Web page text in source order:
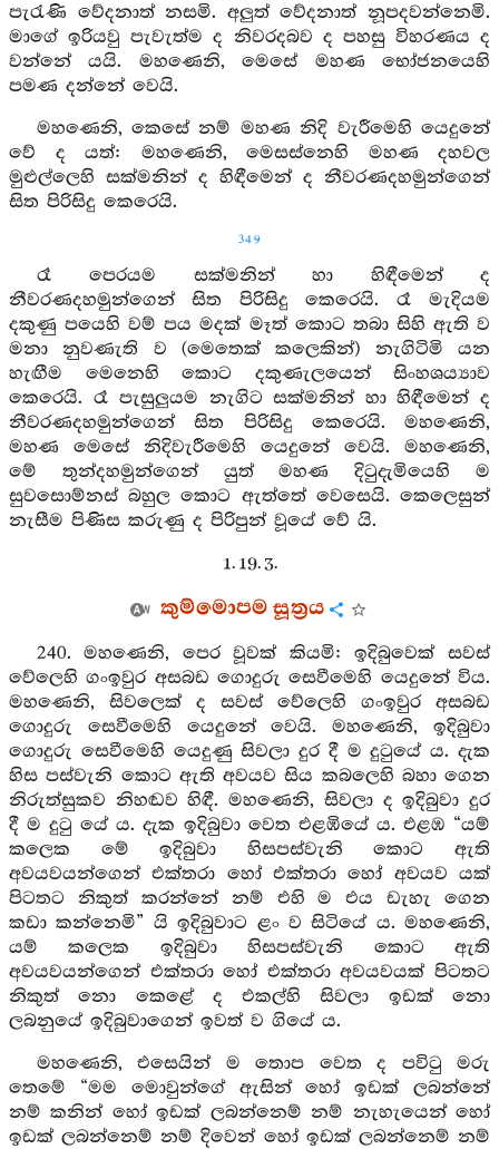
පැරැණි වේදනාත් නසමි. අලුත් වේදනාත් නූපදවන්නෙමි.
මාගේ ඉරියවු පැවැත්ම ද නිවරදබව ද පහසු විහරණය ද
වන්නේ යයි. මහණෙනි, මෙසේ මහණ භෝජනයෙහි
පමණ දන්නේ වෙයි.
මහණෙනි, කෙසේ නම් මහණ නිදි වැරීමෙහි යෙදුනේ
වේ ද යත්: මහණෙනි, මෙසස්නෙහි මහණ දහවල
මුළුල්ලෙහි සක්මනින් ද හිඳීමෙන් ද නීවරණදහමුන්ගෙන්
සිත පිරිසිදු කෙරෙයි.
349
රෑ පෙරයම සක්මනින් හා හිඳීමෙන් ද
නීවරණදහමුන්ගෙන් සිත පිරිසිදු කෙරෙයි. රෑ මැදියම
දකුණු පයෙහි වම් පය මදක් මෑත් කොට තබා සිහි ඇති ව
මනා නුවණැති ව (මෙතෙක් කලෙකින්) නැගිටිමි යන
හැඟීම මෙනෙහි කොට දකුණැලයෙන් සිංහශය්‍යාව
කෙරෙයි. රෑ පැසුලුයම නැගිට සක්මනින් හා හිඳීමෙන් ද
නීවරණදහමුන්ගෙන් සිත පිරිසිදු කෙරෙයි. මහණෙනි,
මහණ මෙසේ නිදිවැරීමෙහි යෙදුනේ වෙයි. මහණෙනි,
මේ තුන්දහමුන්ගෙන් යුත් මහණ දිටුදැමියෙහි ම
සුවසොම්නස් බහුල කොට ඇත්තේ වෙසෙයි. කෙලෙසුන්
නැසීම පිණිස කරුණු ද පිරිපුන් වූයේ වේ යි.
1. 19. 3.
කුම්මොපම සූත්‍රය
240. මහණෙනි, පෙර වූවක් කියමි: ඉදිබුවෙක් සවස්
වේලෙහි ගංඉවුර අසබඩ ගොදුරු සෙවීමෙහි යෙදුනේ විය.
මහණෙනි, සිවලෙක් ද සවස් වේලෙහි ගංඉවුර අසබඩ
ගොදුරු සෙවීමෙහි යෙදුනේ වෙයි. මහණෙනි, ඉදිබුවා
ගොදුරු සෙවීමෙහි යෙදුණු සිවලා දුර දී ම දුටුයේ ය. දැක
හිස පස්වැනි කොට ඇති අවයව සිය කබලෙහි බහා ගෙන
නිරුත්සුකව නිහඬව හිඳී. මහණෙනි, සිවලා ද ඉදිබුවා දුර
දී ම දුටු යේ ය. දැක ඉදිබුවා වෙත එළඹියේ ය. එළඹ “යම්
කලෙක මේ ඉදිබුවා හිසපස්වැනි කොට ඇති
අවයවයන්ගෙන් එක්තරා හෝ එක්තරා හෝ අවයව යක්
පිටතට නිකුත් කරන්නේ නම් එහි ම එය ඩැහැ ගෙන
කඩා කන්නෙමි” යි ඉදිබුවාට ළං ව සිටියේ ය. මහණෙනි,
යම් කලෙක ඉදිබුවා හිසපස්වැනි කොට ඇති
අවයවයන්ගෙන් එක්තරා හෝ එක්තරා අවයවයක් පිටතට
නිකුත් නො කෙළේ ද එකල්හි සිවලා ඉඩක් නො
ලබනුයේ ඉදිබුවාගෙන් ඉවත් ව ගියේ ය.
මහණෙනි, එසෙයින් ම තොප වෙත ද පවිටු මරු
තෙමේ “මම මොවුන්ගේ ඇසින් හෝ ඉඩක් ලබන්නේ
නම් කනින් හෝ ඉඩක් ලබන්නෙම් නම් නැහැයෙන් හෝ
ඉඩක් ලබන්නෙම් නම් දිවෙන් හෝ ඉඩක් ලබන්නෙම් නම්